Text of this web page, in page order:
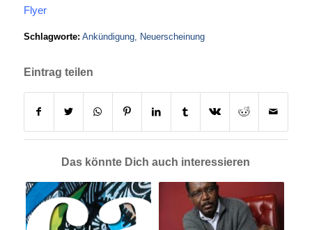
Flyer
Schlagworte: Ankündigung, Neuerscheinung
Eintrag teilen
Das könnte Dich auch interessieren